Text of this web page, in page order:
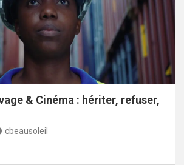
& Cinéma : hériter, refuser,
cbeausoleil